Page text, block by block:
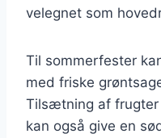
velegnet som
Til sommerfester
med friske
Tilsætning af frugter
kan også give en